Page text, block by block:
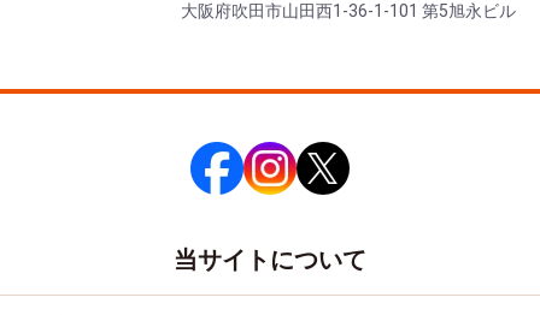
大阪府吹田市山田西1-36-1-101 第5旭永ビル
当サイトについて